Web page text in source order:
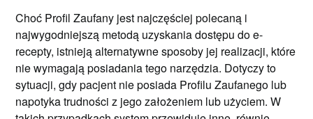
Choć Profil Zaufany jest najczęściej polecaną i
najwygodniejszą metodą uzyskania dostępu do e-
recepty, istnieją alternatywne sposoby jej realizacji, które
nie wymagają posiadania tego narzędzia. Dotyczy to
sytuacji, gdy pacjent nie posiada Profilu Zaufanego lub
napotyka trudności z jego założeniem lub użyciem. W